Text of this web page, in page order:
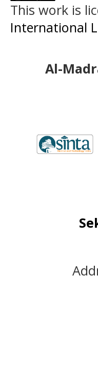
This work is
International
Al-